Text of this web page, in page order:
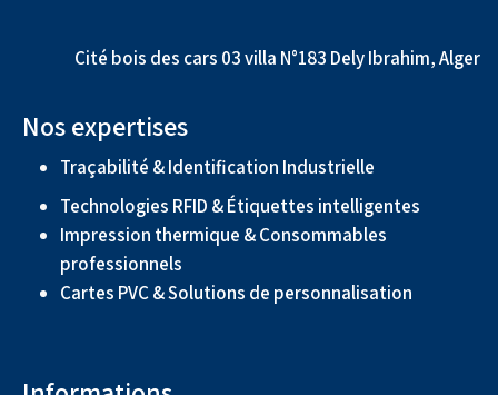
Cité bois des cars 03 villa N°183 Dely Ibrahim, Alger
Nos expertises
Traçabilité & Identification Industrielle
Technologies RFID & Étiquettes intelligentes
Impression thermique & Consommables
professionnels
Cartes PVC & Solutions de personnalisation